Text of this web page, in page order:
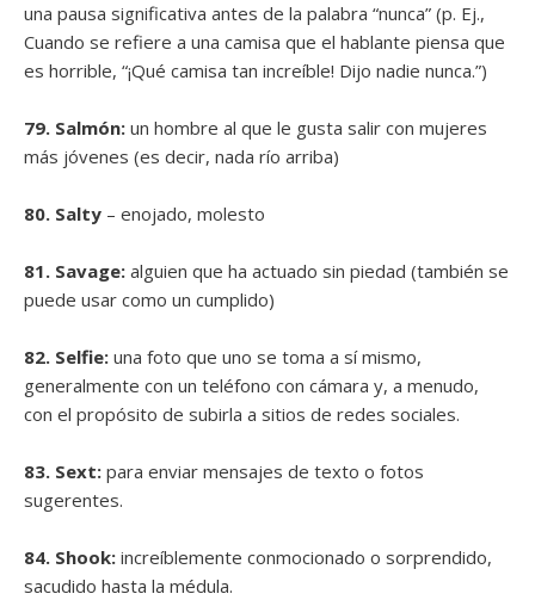
una pausa significativa antes de la palabra “nunca” (p. Ej.,
Cuando se refiere a una camisa que el hablante piensa que
es horrible, “¡Qué camisa tan increíble! Dijo nadie nunca.”)
79. Salmón: un hombre al que le gusta salir con mujeres
más jóvenes (es decir, nada río arriba)
80. Salty – enojado, molesto
81. Savage: alguien que ha actuado sin piedad (también se
puede usar como un cumplido)
82. Selfie: una foto que uno se toma a sí mismo,
generalmente con un teléfono con cámara y, a menudo,
con el propósito de subirla a sitios de redes sociales.
83. Sext: para enviar mensajes de texto o fotos
sugerentes.
84. Shook: increíblemente conmocionado o sorprendido,
sacudido hasta la médula.